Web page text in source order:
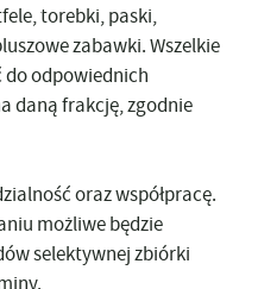
torebki, paski,
zabawki. Wszelkie
odpowiednich
daną frakcję, zgodnie
oraz współpracę.
możliwe będzie
selektywnej zbiórki